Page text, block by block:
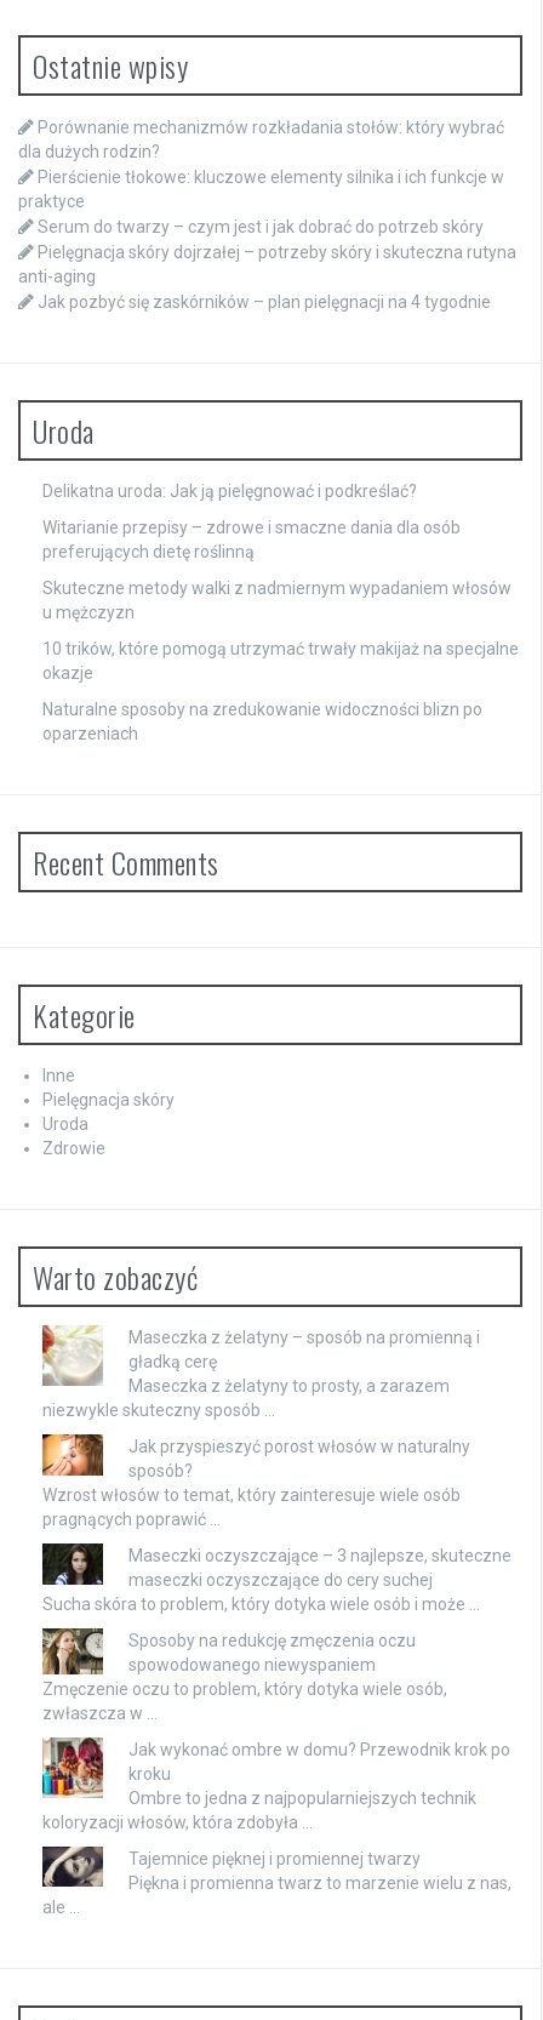
Ostatnie wpisy
Porównanie mechanizmów rozkładania stołów: który wybrać
dla dużych rodzin?
Pierścienie tłokowe: kluczowe elementy silnika i ich funkcje w
praktyce
Serum do twarzy – czym jest i jak dobrać do potrzeb skóry
Pielęgnacja skóry dojrzałej – potrzeby skóry i skuteczna rutyna
anti-aging
Jak pozbyć się zaskórników – plan pielęgnacji na 4 tygodnie
Uroda
Delikatna uroda: Jak ją pielęgnować i podkreślać?
Witarianie przepisy – zdrowe i smaczne dania dla osób
preferujących dietę roślinną
Skuteczne metody walki z nadmiernym wypadaniem włosów
u mężczyzn
10 trików, które pomogą utrzymać trwały makijaż na specjalne
okazje
Naturalne sposoby na zredukowanie widoczności blizn po
oparzeniach
Recent Comments
Kategorie
Inne
Pielęgnacja skóry
Uroda
Zdrowie
Warto zobaczyć
Maseczka z żelatyny – sposób na promienną i
gładką cerę
Maseczka z żelatyny to prosty, a zarazem
niezwykle skuteczny sposób …
Jak przyspieszyć porost włosów w naturalny
sposób?
Wzrost włosów to temat, który zainteresuje wiele osób
pragnących poprawić …
Maseczki oczyszczające – 3 najlepsze, skuteczne
maseczki oczyszczające do cery suchej
Sucha skóra to problem, który dotyka wiele osób i może …
Sposoby na redukcję zmęczenia oczu
spowodowanego niewyspaniem
Zmęczenie oczu to problem, który dotyka wiele osób,
zwłaszcza w …
Jak wykonać ombre w domu? Przewodnik krok po
kroku
Ombre to jedna z najpopularniejszych technik
koloryzacji włosów, która zdobyła …
Tajemnice pięknej i promiennej twarzy
Piękna i promienna twarz to marzenie wielu z nas,
ale …